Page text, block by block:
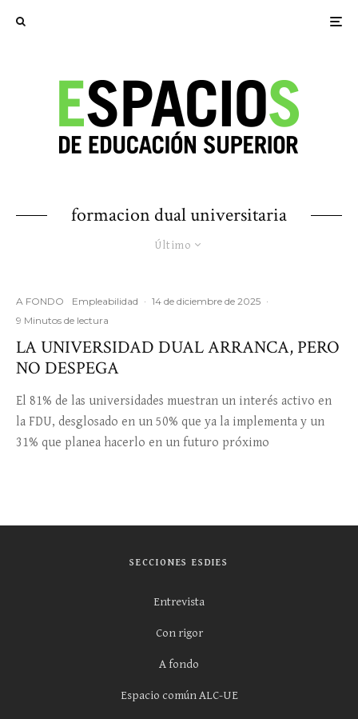
formacion dual universitaria
Último
A FONDO Empleabilidad · 14 de diciembre de 2025 ·
9 Minutos de lectura
LA UNIVERSIDAD DUAL ARRANCA, PERO
NO DESPEGA
El 81% de las universidades muestran un interés activo en
la FDU, desglosado en un 50% que ya la implementa y un
31% que planea hacerlo en un futuro próximo
SECCIONES ESDIES
Entrevista
Con rigor
A fondo
Espacio común ALC-UE